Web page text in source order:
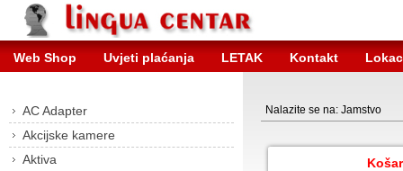
Web Shop Uvjeti plaćanja LETAK Kontakt
AC Adapter
Akcijske kamere
Aktiva
Nalazite se na: Jamstvo